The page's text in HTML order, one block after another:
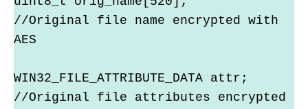
//Original file name encrypted with
AES
WIN32_FILE_ATTRIBUTE_DATA attr;
//Original file attributes encrypted